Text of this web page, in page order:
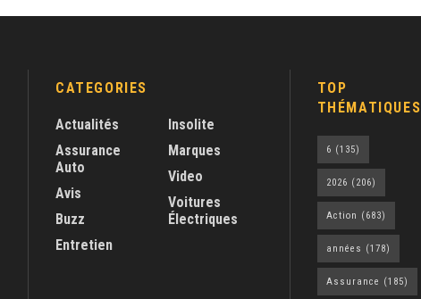
CATEGORIES
Actualités
Assurance
Auto
Avis
Buzz
Entretien
Insolite
Marques
Video
Voitures
Électriques
TOP
THÉMATIQUES
6 (135)
2026 (206)
Action (683)
années (178)
Assurance (185)